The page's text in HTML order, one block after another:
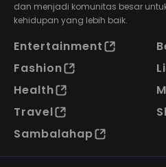
dan menjadi komunitas besar
kehidupan yang lebih baik.
Entertainment
Fashion
Health
Travel
Sambalahap